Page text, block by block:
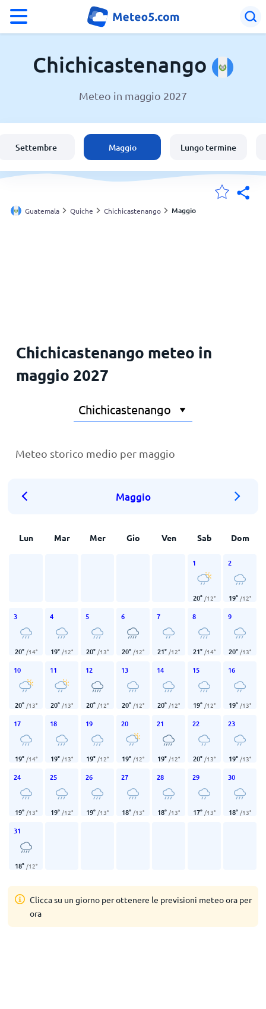
°C
Meteo a Chichicastenango
Italia
Svizzera
Chichicastenango
Meteo in maggio 2027
Settembre Maggio Lungo termine
Guatemala Quiche Chichicastenango Maggio
Chichicastenango meteo in
maggio 2027
Meteo storico medio per maggio
Maggio
Lun Mar Mer Gio Ven Sab Dom
1
20° /12°
2
19° /12°
3
20° /14°
4
19° /12°
5
20° /13°
6
20° /12°
7
21° /12°
8
21° /14°
9
20° /13°
10
20° /13°
11
20° /13°
12
20° /12°
13
20° /12°
14
20° /12°
15
19° /12°
16
19° /13°
17
19° /14°
18
19° /13°
19
19° /12°
20
19° /12°
21
19° /12°
22
20° /13°
23
19° /13°
24
19° /13°
25
19° /12°
26
19° /13°
27
18° /13°
28
18° /13°
29
17° /13°
30
18° /13°
31
18° /12°
Clicca su un giorno per ottenere le previsioni meteo ora per
ora